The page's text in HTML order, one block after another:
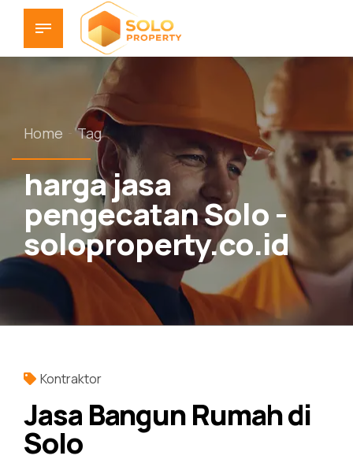
Home Tag
harga jasa
pengecatan Solo -
soloproperty.co.id
Kontraktor
Jasa Bangun Rumah di
Solo